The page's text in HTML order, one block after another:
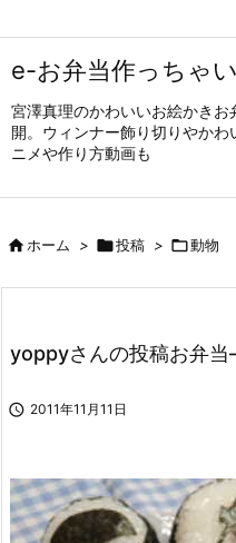
e-お弁当作っちゃ
宮澤真理のかわいいお絵かき
開。ウィンナー飾り切りやか
ニメや作り方動画も
ホーム > 投稿 > 動物
yoppyさんの投稿お弁
 2011年11月11日